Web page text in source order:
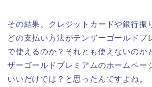
その結果、クレジットカードや銀行振
どの支払い方法がテンザーゴールドプ
で使えるのか？それとも使えないのか
ザーゴールドプレミアムのホームペー
いいだけでは？と思ったんですよね。